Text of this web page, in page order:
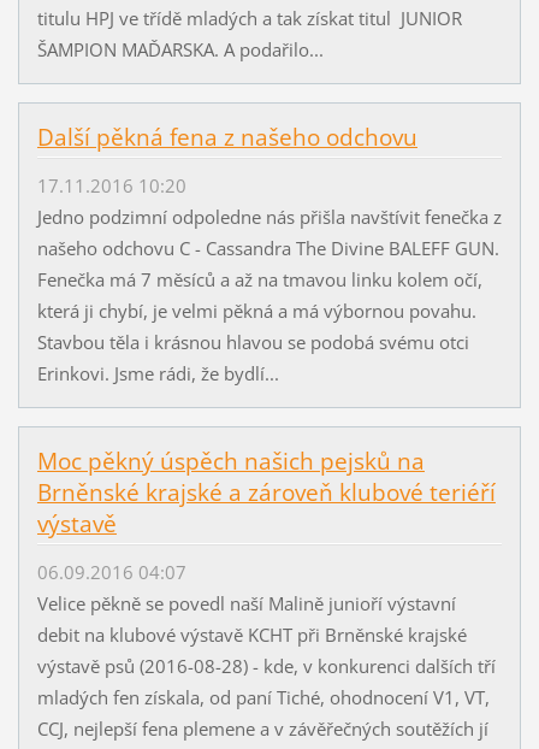
titulu HPJ ve třídě mladých a tak získat titul JUNIOR
ŠAMPION MAĎARSKA. A podařilo...
Další pěkná fena z našeho odchovu
17.11.2016 10:20
Jedno podzimní odpoledne nás přišla navštívit fenečka z
našeho odchovu C - Cassandra The Divine BALEFF GUN.
Fenečka má 7 měsíců a až na tmavou linku kolem očí,
která ji chybí, je velmi pěkná a má výbornou povahu.
Stavbou těla i krásnou hlavou se podobá svému otci
Erinkovi. Jsme rádi, že bydlí...
Moc pěkný úspěch našich pejsků na
Brněnské krajské a zároveň klubové teriéří
výstavě
06.09.2016 04:07
Velice pěkně se povedl naší Malině junioří výstavní
debit na klubové výstavě KCHT při Brněnské krajské
výstavě psů (2016-08-28) - kde, v konkurenci dalších tří
mladých fen získala, od paní Tiché, ohodnocení V1, VT,
CCJ, nejlepší fena plemene a v závěřečných soutěžích jí